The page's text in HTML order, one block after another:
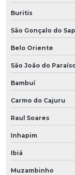
Buritis
São Gonçalo do
Belo Oriente
São João do
Bambuí
Carmo do Cajuru
Raul Soares
Inhapim
Ibiá
Muzambinho